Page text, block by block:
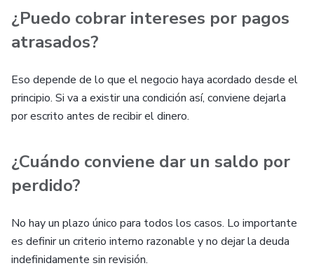
¿Puedo cobrar intereses por pagos
atrasados?
Eso depende de lo que el negocio haya acordado desde el
principio. Si va a existir una condición así, conviene dejarla
por escrito antes de recibir el dinero.
¿Cuándo conviene dar un saldo por
perdido?
No hay un plazo único para todos los casos. Lo importante
es definir un criterio interno razonable y no dejar la deuda
indefinidamente sin revisión.